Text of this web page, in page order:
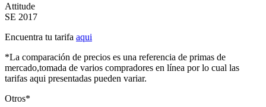
Attitude
SE 2017
Encuentra tu tarifa aqui
*La comparación de precios es una referencia de primas de
mercado,tomada de varios compradores en línea por lo cual las
tarifas aqui presentadas pueden variar.
Otros*